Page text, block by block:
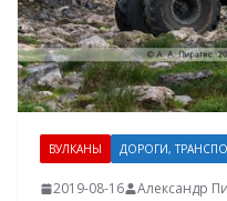
ВУЛКАНЫ ДОРОГИ,
2019-08-16 Александр